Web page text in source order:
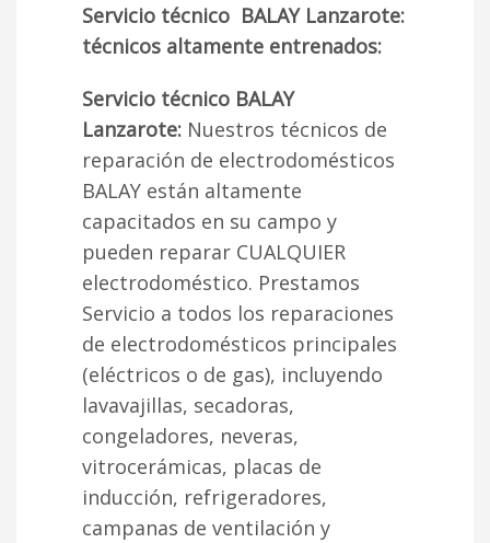
Servicio técnico BALAY Lanzarote:
técnicos altamente entrenados:
Servicio técnico BALAY
Lanzarote: Nuestros técnicos de
reparación de electrodomésticos
BALAY están altamente
capacitados en su campo y
pueden reparar CUALQUIER
electrodoméstico. Prestamos
Servicio a todos los reparaciones
de electrodomésticos principales
(eléctricos o de gas), incluyendo
lavavajillas, secadoras,
congeladores, neveras,
vitrocerámicas, placas de
inducción, refrigeradores,
campanas de ventilación y